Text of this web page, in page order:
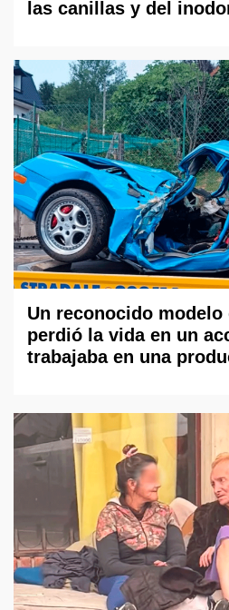
las canillas y del
Un reconocido modelo
perdió la vida en un
trabajaba en una